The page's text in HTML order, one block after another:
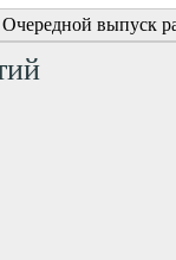
Очередной выпуск